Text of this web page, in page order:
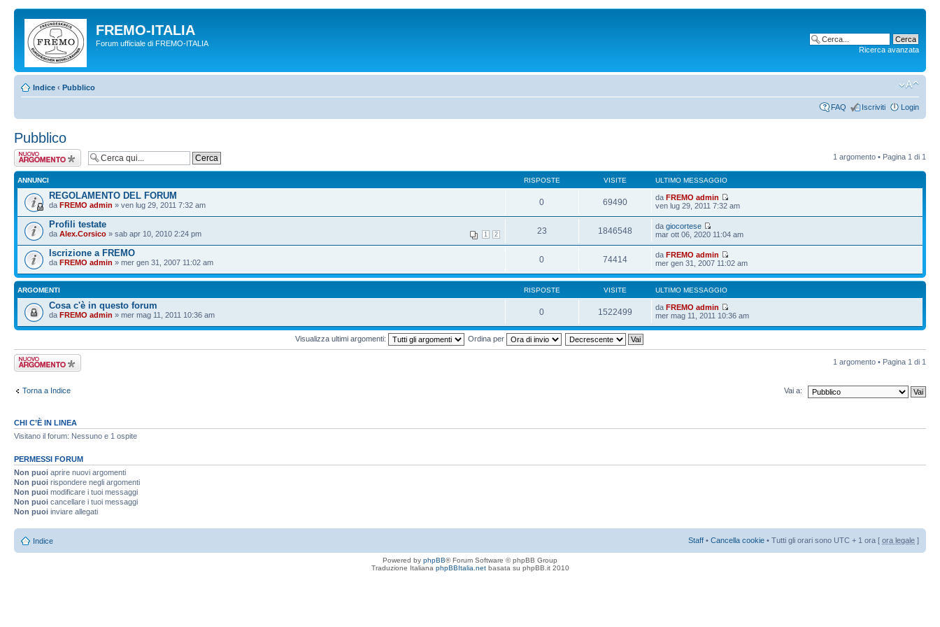
FREMO-ITALIA
Forum ufficiale di FREMO-ITALIA
Ricerca avanzata
Indice ‹ Pubblico
FAQ Iscriviti Login
Pubblico
Scrivi un nuovo
argomento
1 argomento • Pagina 1 di 1
ANNUNCI RISPOSTE VISITE ULTIMO MESSAGGIO
REGOLAMENTO DEL FORUM
da FREMO admin » ven lug 29, 2011 7:32 am 0 69490 daFREMO admin
ven lug 29, 2011 7:32 am
Profili testate
1 2
da Alex.Corsico » sab apr 10, 2010 2:24 pm 23 1846548 dagiocortese
mar ott 06, 2020 11:04 am
Iscrizione a FREMO
da FREMO admin » mer gen 31, 2007 11:02 am 0 74414 daFREMO admin
mer gen 31, 2007 11:02 am
ARGOMENTI RISPOSTE VISITE ULTIMO MESSAGGIO
Cosa c'è in questo forum
da FREMO admin » mer mag 11, 2011 10:36 am 0 1522499 daFREMO admin
mer mag 11, 2011 10:36 am
Visualizza ultimi argomenti: Ordina per
Scrivi un nuovo
argomento
1 argomento • Pagina 1 di 1
Torna a Indice Vai a:
CHI C’È IN LINEA
Visitano il forum: Nessuno e 1 ospite
PERMESSI FORUM
Non puoi aprire nuovi argomenti
Non puoi rispondere negli argomenti
Non puoi modificare i tuoi messaggi
Non puoi cancellare i tuoi messaggi
Non puoi inviare allegati
Indice Staff • Cancella cookie • Tutti gli orari sono UTC + 1 ora [ ora legale ]
Powered by phpBB® Forum Software © phpBB Group
Traduzione Italiana phpBBItalia.netbasata su phpBB.it 2010